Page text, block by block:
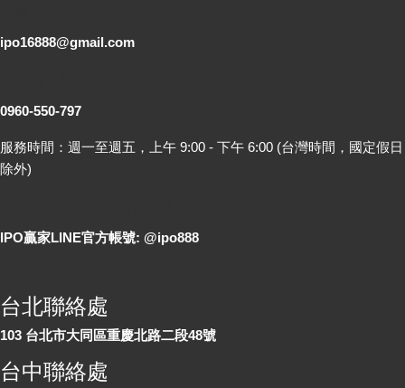
ipo16888@gmail.com
0960-550-797
服務時間：週一至週五，上午 9:00 - 下午 6:00 (台灣時間，國定假日
除外)
IPO贏家LINE官方帳號: @ipo888
台北聯絡處
103 台北市大同區重慶北路二段48號
台中聯絡處